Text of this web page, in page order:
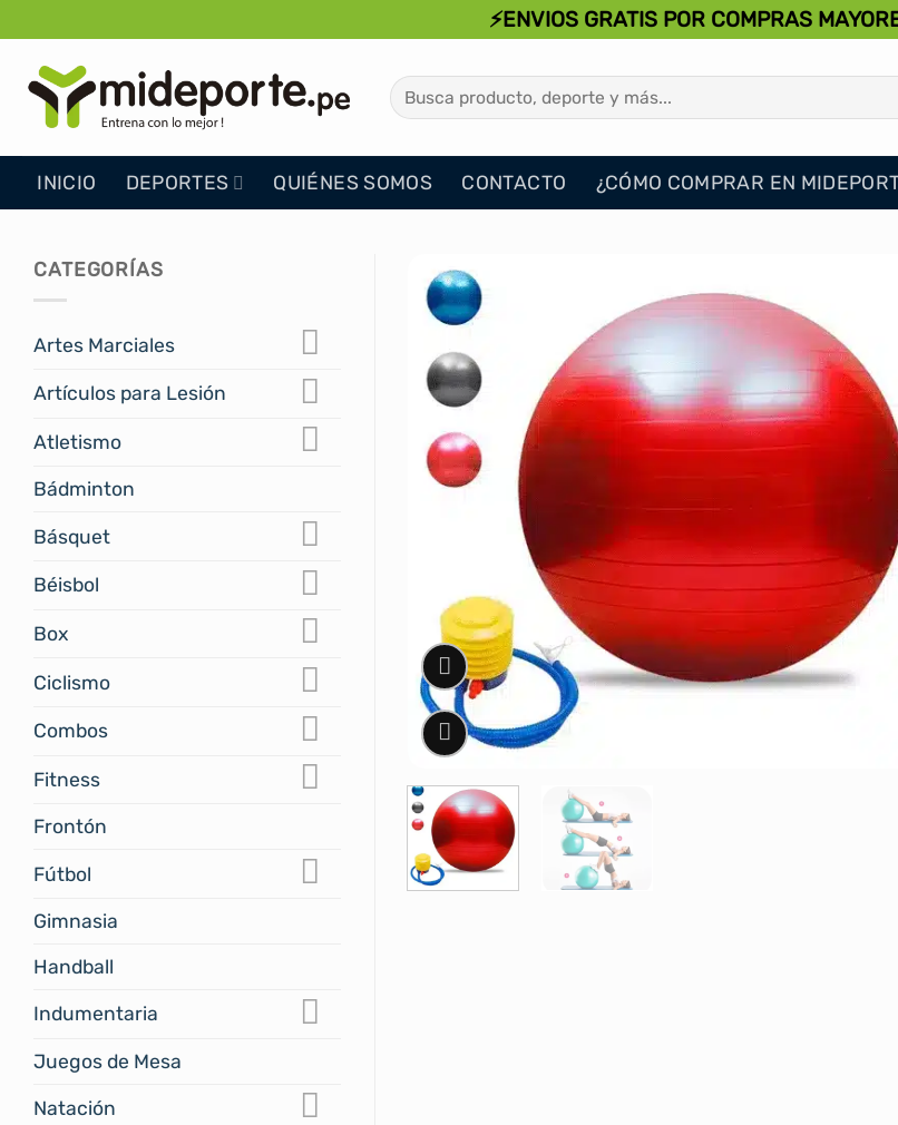
al
contenido
⚡ENVIOS GRATIS POR COMPRAS
Buscar
por:
INICIO DEPORTES QUIÉNES SOMOS CONTACTO ¿CÓMO COMPRAR EN
CATEGORÍAS
Artes Marciales
Artículos para Lesión
Atletismo
Bádminton
Básquet
Béisbol
Box
Ciclismo
Combos
Fitness
Frontón
Fútbol
Gimnasia
Handball
Indumentaria
Juegos de Mesa
Natación